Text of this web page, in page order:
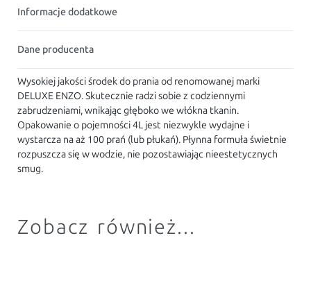
Informacje dodatkowe
Dane producenta
Wysokiej jakości środek do prania od renomowanej marki
DELUXE ENZO. Skutecznie radzi sobie z codziennymi
zabrudzeniami, wnikając głęboko we włókna tkanin.
Opakowanie o pojemności 4L jest niezwykle wydajne i
wystarcza na aż 100 prań (lub płukań). Płynna formuła świetnie
rozpuszcza się w wodzie, nie pozostawiając nieestetycznych
smug.
Zobacz również...